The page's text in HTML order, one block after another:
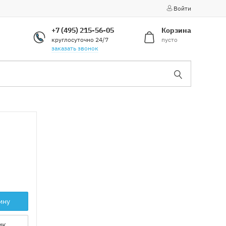
Войти
+7 (495) 215-56-05
круглосуточно 24/7
заказать звонок
Корзина
пусто